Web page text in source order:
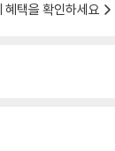
택을 확인하세요